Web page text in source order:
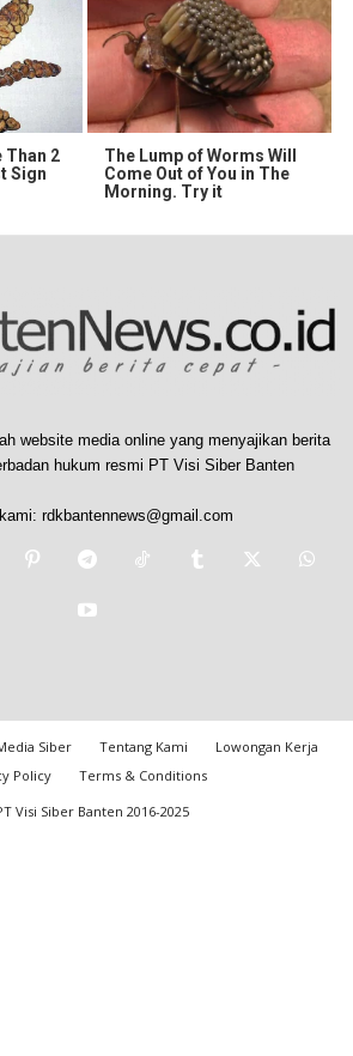
Than 2
Sign
The Lump of Worms Will
Come Out of You in The
Morning. Try it
website media online yang menyajikan berita
hukum resmi PT Visi Siber Banten
rdkbantennews@gmail.com
Siber Tentang Kami
Lowongan Kerja
Policy
Terms & Conditions
Visi Siber Banten 2016-2025